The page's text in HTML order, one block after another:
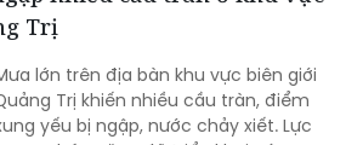
nhiều cầu tràn ở khu vực
Trị